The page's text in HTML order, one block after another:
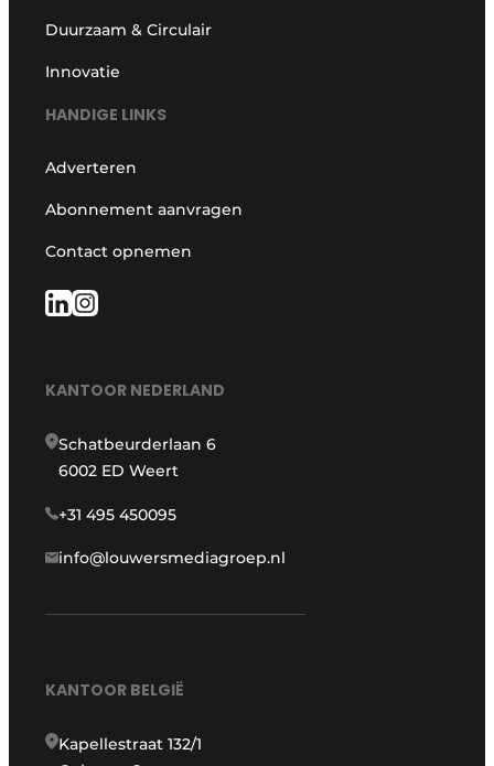
Duurzaam & Circulair
Innovatie
HANDIGE LINKS
Adverteren
Abonnement aanvragen
Contact opnemen
KANTOOR NEDERLAND
Schatbeurderlaan 6
6002 ED Weert
+31 495 450095
info@louwersmediagroep.nl
KANTOOR BELGIË
Kapellestraat 132/1